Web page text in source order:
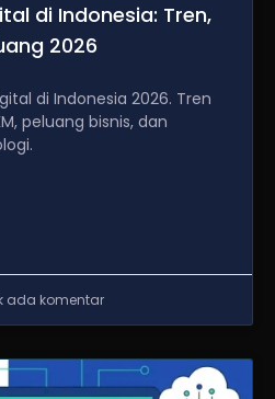
di Indonesia: Tren,
2026
di Indonesia 2026. Tren
peluang bisnis, dan
ada komentar